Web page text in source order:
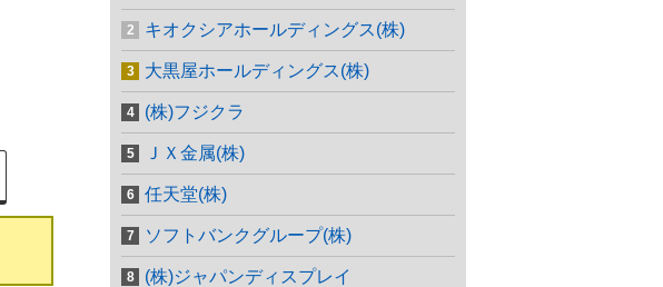
キオクシアホールディングス(株)
大黒屋ホールディングス(株)
(株)フジクラ
ＪＸ金属(株)
任天堂(株)
ソフトバンクグループ(株)
(株)ジャパンディスプレイ